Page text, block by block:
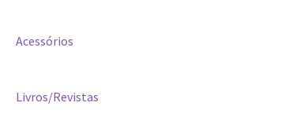
Acessórios
Livros/Revistas